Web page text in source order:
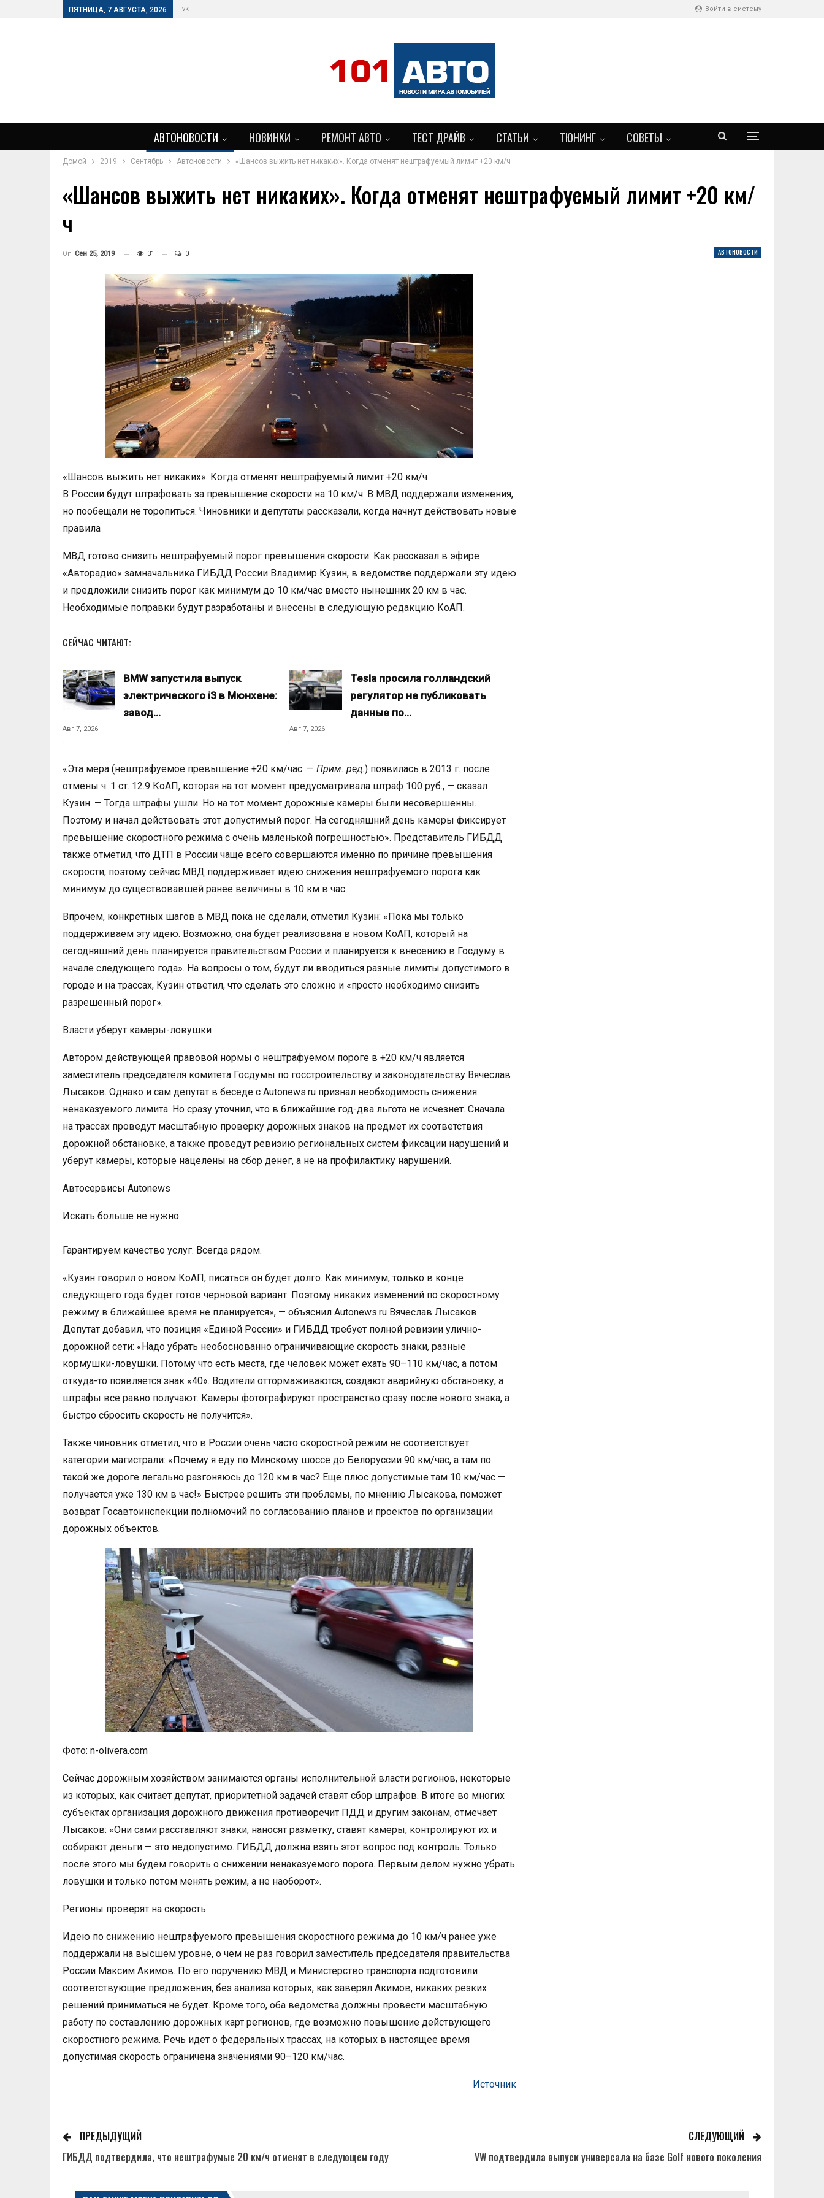
Войти в систему
ПЯТНИЦА, 7 АВГУСТА, 2026 vk
АВТОНОВОСТИ НОВИНКИ РЕМОНТ АВТО ТЕСТ ДРАЙВ СТАТЬИ ТЮНИНГ
СОВЕТЫ
БОЛЬШЕ
Домой 2019 Сентябрь Автоновости «Шансов выжить нет никаких». Когда отменят нештрафуемый лимит +20 км/ч
«Шансов выжить нет никаких». Когда отменят нештрафуемый лимит +20 км/
ч
АВТОНОВОСТИ
On Сен 25, 2019 31 0
«Шансов выжить нет никаких». Когда отменят нештрафуемый лимит +20 км/ч
В России будут штрафовать за превышение скорости на 10 км/ч. В МВД поддержали изменения,
но пообещали не торопиться. Чиновники и депутаты рассказали, когда начнут действовать новые
правила
МВД готово снизить нештрафуемый порог превышения скорости. Как рассказал в эфире
«Авторадио» замначальника ГИБДД России Владимир Кузин, в ведомстве поддержали эту идею
и предложили снизить порог как минимум до 10 км/час вместо нынешних 20 км в час.
Необходимые поправки будут разработаны и внесены в следующую редакцию КоАП.
СЕЙЧАС ЧИТАЮТ:
BMW запустила выпуск
электрического i3 в Мюнхене:
завод…
Авг 7, 2026
Tesla просила голландский
регулятор не публиковать
данные по…
Авг 7, 2026
«Эта мера (нештрафуемое превышение +20 км/час. — Прим. ред.) появилась в 2013 г. после
отмены ч. 1 ст. 12.9 КоАП, которая на тот момент предусматривала штраф 100 руб., — сказал
Кузин. — Тогда штрафы ушли. Но на тот момент дорожные камеры были несовершенны.
Поэтому и начал действовать этот допустимый порог. На сегодняшний день камеры фиксирует
превышение скоростного режима с очень маленькой погрешностью». Представитель ГИБДД
также отметил, что ДТП в России чаще всего совершаются именно по причине превышения
скорости, поэтому сейчас МВД поддерживает идею снижения нештрафуемого порога как
минимум до существовавшей ранее величины в 10 км в час.
Впрочем, конкретных шагов в МВД пока не сделали, отметил Кузин: «Пока мы только
поддерживаем эту идею. Возможно, она будет реализована в новом КоАП, который на
сегодняшний день планируется правительством России и планируется к внесению в Госдуму в
начале следующего года». На вопросы о том, будут ли вводиться разные лимиты допустимого в
городе и на трассах, Кузин ответил, что сделать это сложно и «просто необходимо снизить
разрешенный порог».
Власти уберут камеры-ловушки
Автором действующей правовой нормы о нештрафуемом пороге в +20 км/ч является
заместитель председателя комитета Госдумы по госстроительству и законодательству Вячеслав
Лысаков. Однако и сам депутат в беседе с Autonews.ru признал необходимость снижения
ненаказуемого лимита. Но сразу уточнил, что в ближайшие год-два льгота не исчезнет. Сначала
на трассах проведут масштабную проверку дорожных знаков на предмет их соответствия
дорожной обстановке, а также проведут ревизию региональных систем фиксации нарушений и
уберут камеры, которые нацелены на сбор денег, а не на профилактику нарушений.
Автосервисы Autonews
Искать больше не нужно.
Гарантируем качество услуг. Всегда рядом.
«Кузин говорил о новом КоАП, писаться он будет долго. Как минимум, только в конце
следующего года будет готов черновой вариант. Поэтому никаких изменений по скоростному
режиму в ближайшее время не планируется», — объяснил Autonews.ru Вячеслав Лысаков.
Депутат добавил, что позиция «Единой России» и ГИБДД требует полной ревизии улично-
дорожной сети: «Надо убрать необоснованно ограничивающие скорость знаки, разные
кормушки-ловушки. Потому что есть места, где человек может ехать 90–110 км/час, а потом
откуда-то появляется знак «40». Водители оттормаживаются, создают аварийную обстановку, а
штрафы все равно получают. Камеры фотографируют пространство сразу после нового знака, а
быстро сбросить скорость не получится».
Также чиновник отметил, что в России очень часто скоростной режим не соответствует
категории магистрали: «Почему я еду по Минскому шоссе до Белоруссии 90 км/час, а там по
такой же дороге легально разгоняюсь до 120 км в час? Еще плюс допустимые там 10 км/час —
получается уже 130 км в час!» Быстрее решить эти проблемы, по мнению Лысакова, поможет
возврат Госавтоинспекции полномочий по согласованию планов и проектов по организации
дорожных объектов.
Фото: n-olivera.com
Сейчас дорожным хозяйством занимаются органы исполнительной власти регионов, некоторые
из которых, как считает депутат, приоритетной задачей ставят сбор штрафов. В итоге во многих
субъектах организация дорожного движения противоречит ПДД и другим законам, отмечает
Лысаков: «Они сами расставляют знаки, наносят разметку, ставят камеры, контролируют их и
собирают деньги — это недопустимо. ГИБДД должна взять этот вопрос под контроль. Только
после этого мы будем говорить о снижении ненаказуемого порога. Первым делом нужно убрать
ловушки и только потом менять режим, а не наоборот».
Регионы проверят на скорость
Идею по снижению нештрафуемого превышения скоростного режима до 10 км/ч ранее уже
поддержали на высшем уровне, о чем не раз говорил заместитель председателя правительства
России Максим Акимов. По его поручению МВД и Министерство транспорта подготовили
соответствующие предложения, без анализа которых, как заверял Акимов, никаких резких
решений приниматься не будет. Кроме того, оба ведомства должны провести масштабную
работу по составлению дорожных карт регионов, где возможно повышение действующего
скоростного режима. Речь идет о федеральных трассах, на которых в настоящее время
допустимая скорость ограничена значениями 90–120 км/час.
Источник
ПРЕДЫДУЩИЙ
ГИБДД подтвердила, что нештрафумые 20 км/ч отменят в следующем году
СЛЕДУЮЩИЙ
VW подтвердила выпуск универсала на базе Golf нового поколения